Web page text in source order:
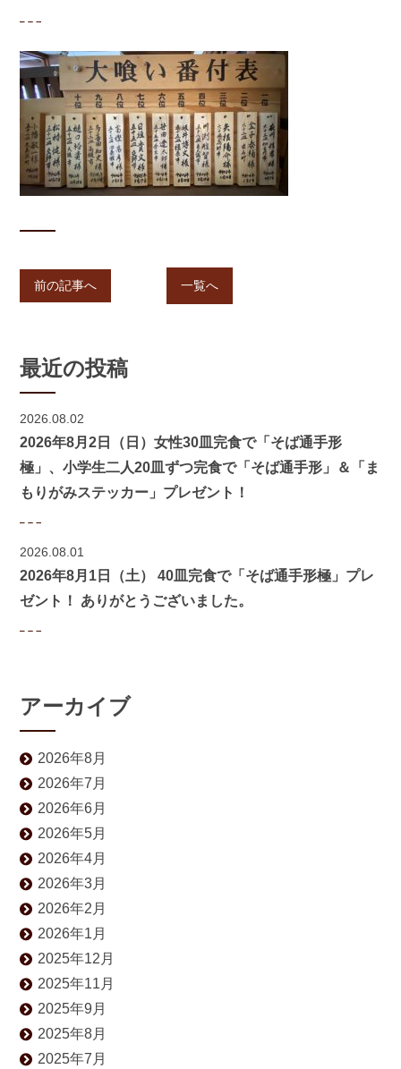
前の記事へ 一覧へ
最近の投稿
2026.08.02
2026年8月2日（日）女性30皿完食で「そば通手形
極」、小学生二人20皿ずつ完食で「そば通手形」＆「ま
もりがみステッカー」プレゼント！
2026.08.01
2026年8月1日（土） 40皿完食で「そば通手形極」プレ
ゼント！ ありがとうございました。
アーカイブ
2026年8月
2026年7月
2026年6月
2026年5月
2026年4月
2026年3月
2026年2月
2026年1月
2025年12月
2025年11月
2025年9月
2025年8月
2025年7月